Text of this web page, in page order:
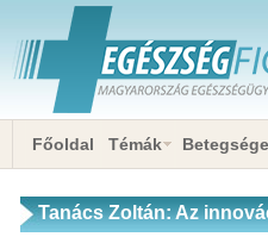
Főoldal Témák
Tanács Zoltán: Az